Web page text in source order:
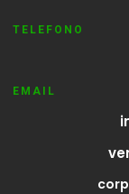
TELEFONO
EMAIL